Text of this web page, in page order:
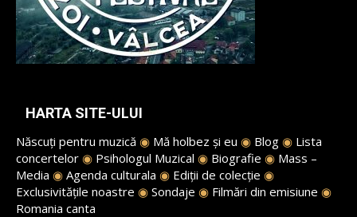
HARTA SITE-ULUI
Născuți pentru muzică ◉ Mă holbez și eu ◉ Blog ◉ Lista
concertelor ◉ Psihologul Muzical ◉ Biografie ◉ Mass –
Media ◉ Agenda culturala ◉ Ediții de colecție ◉
Exclusivitățile noastre ◉ Sondaje ◉ Filmări din emisiune ◉
Romania canta